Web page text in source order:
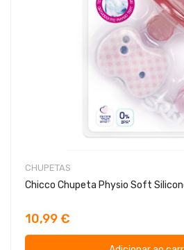
CHUPETAS
Chicco Chupeta Physio Soft
10,99 €